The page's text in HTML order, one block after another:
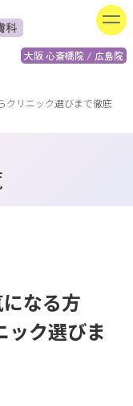
科
大阪 心斎橋院 / 広島院
クリニック選びまで徹底
なる方
ック選びま